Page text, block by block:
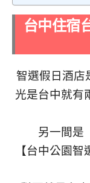
台中住宿
智選假日酒店
光是台中就有
另一間是
【台中公園